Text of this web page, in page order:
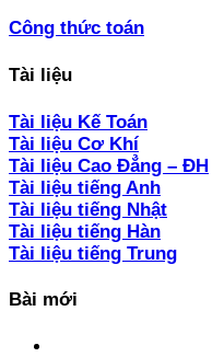
Công thức toán
Tài liệu
Tài liệu Kế Toán
Tài liệu Cơ Khí
Tài liệu Cao Đẳng – ĐH
Tài liệu tiếng Anh
Tài liệu tiếng Nhật
Tài liệu tiếng Hàn
Tài liệu tiếng Trung
Bài mới